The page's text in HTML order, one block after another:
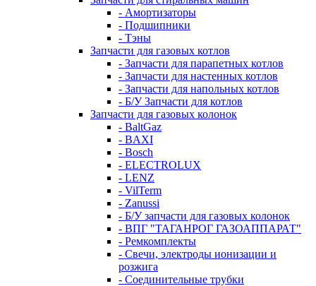
- Амортизаторы
- Подшипники
- Тэны
Запчасти для газовых котлов
- Запчасти для парапетных котлов
- Запчасти для настенных котлов
- Запчасти для напольных котлов
- Б/У Запчасти для котлов
Запчасти для газовых колонок
- BaltGaz
- BAXI
- Bosch
- ELECTROLUX
- LENZ
- VilTerm
- Zanussi
- Б/У запчасти для газовых колонок
- ВПГ "ТАГАНРОГ ГАЗОАППАРАТ"
- Ремкомплекты
- Свечи, электроды ионизации и
розжига
- Соединительные трубки